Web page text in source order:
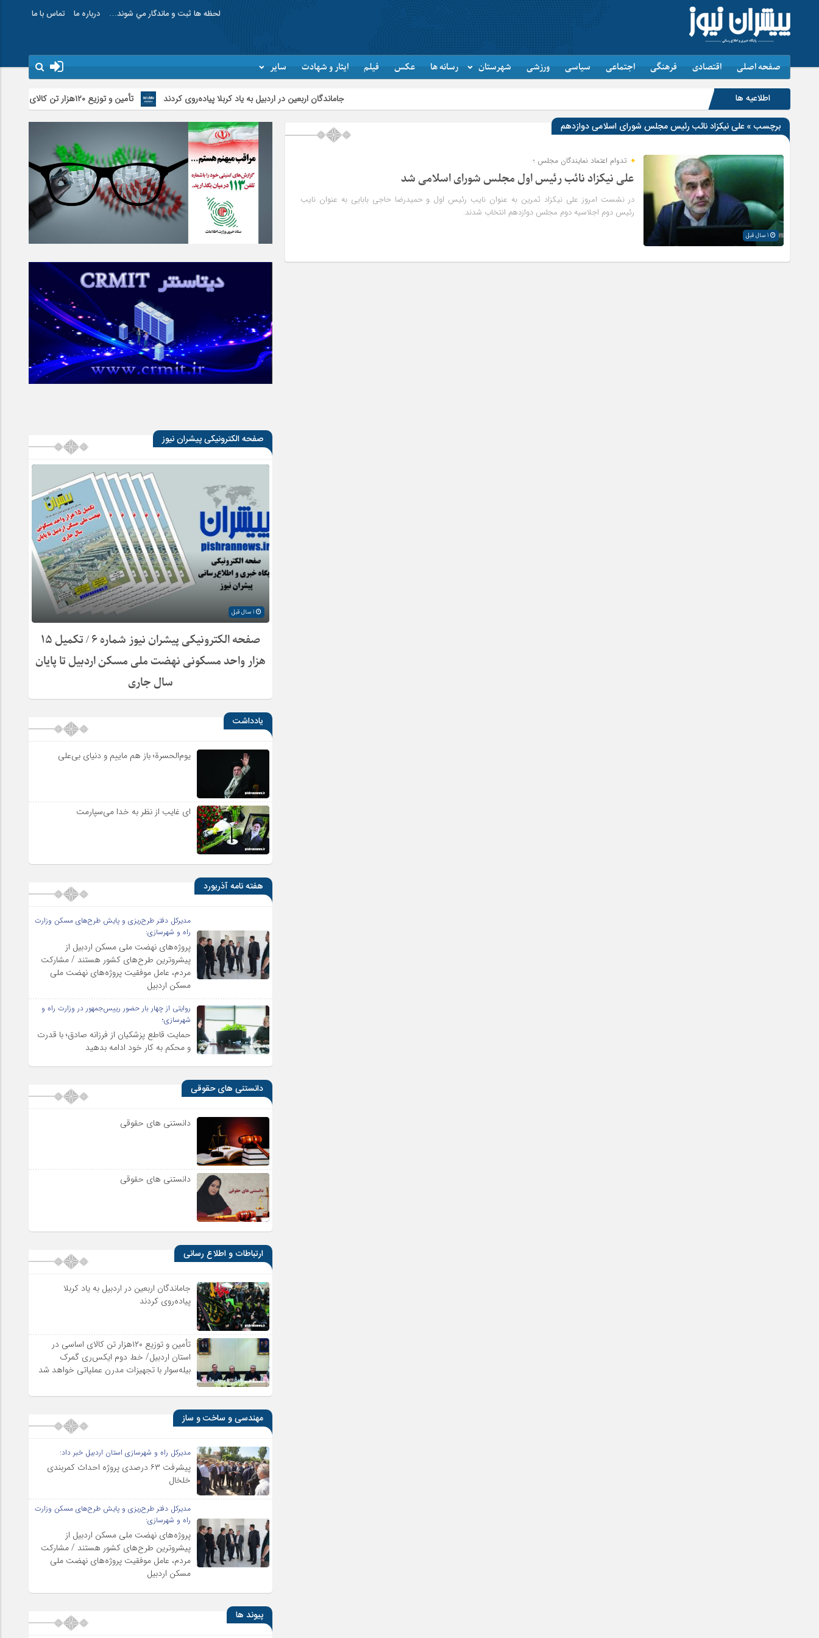
لحظه ها ثبت و ماندگار مي شوند… درباره ما تماس با ما
صفحه اصلی اقتصادی فرهنگی اجتماعی سیاسی ورزشی شهرستان رسانه ها عکس فیلم ایثار و شهادت سایر
اطلاعیه ها جاماندگان اربعین در اردبیل به یاد کربلا پیاده‌روی کردند تأمین و توزیع ۱۲۰هزار تن کالای اساسی در استان اردبیل/ خط دوم ایکس‌ری گمرک بیله‌سوار با تجهیزات مدرن عملیاتی خواهد شد
برچسب » علی نیکزاد نائب رئیس مجلس شورای اسلامی دوازدهم
تدوام اعتماد نمایندگان مجلس ؛
علی نیکزاد نائب رئیس اول مجلس شورای اسلامی شد
در نشست امروز علی نیکزاد ثمرین به عنوان نایب رئیس اول و حمیدرضا حاجی بابایی به عنوان نایب
رئیس دوم اجلاسیه دوم مجلس دوازدهم انتخاب شدند.
صفحه الکترونیکی پیشران نیوز
صفحه الکترونیکی پیشران نیوز شماره ۶ / تکمیل ۱۵
هزار واحد مسکونی نهضت ملی مسکن اردبیل تا پایان
سال جاری
یادداشت
یوم‌الحسرة؛ باز هم ماییم و دنیای بی‌علی
ای غایب از نظر به خدا می‌سپارمت
هفته نامه آذریورد
مدیرکل دفتر طرح‌ریزی و پایش طرح‌های مسکن وزارت
راه و شهرسازی:
پروژه‌های نهضت ملی مسکن اردبیل از
پیشروترین طرح‌های کشور هستند / مشارکت
مردم، عامل موفقیت پروژه‌های نهضت ملی
مسکن اردبیل
روایتی از چهار بار حضور رییس‌جمهور در وزارت راه و
شهرسازی؛
حمایت قاطع پزشکیان از فرزانه صادق؛ با قدرت
و محکم به کار خود ادامه بدهید
دانستنی های حقوقی
دانستنی های حقوقی
دانستنی های حقوقی
ارتباطات و اطلاع رسانی
جاماندگان اربعین در اردبیل به یاد کربلا
پیاده‌روی کردند
تأمین و توزیع ۱۲۰هزار تن کالای اساسی در
استان اردبیل/ خط دوم ایکس‌ری گمرک
بیله‌سوار با تجهیزات مدرن عملیاتی خواهد شد
مهندسی و ساخت و ساز
مدیرکل راه و شهرسازی استان اردبیل خبر داد:
پیشرفت ۶۳ درصدی پروژه احداث کمربندی
خلخال
مدیرکل دفتر طرح‌ریزی و پایش طرح‌های مسکن وزارت
راه و شهرسازی:
پروژه‌های نهضت ملی مسکن اردبیل از
پیشروترین طرح‌های کشور هستند / مشارکت
مردم، عامل موفقیت پروژه‌های نهضت ملی
مسکن اردبیل
پیوند ها